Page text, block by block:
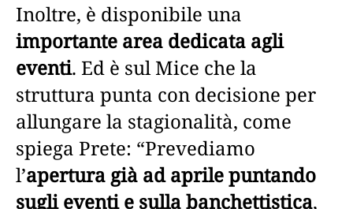
Inoltre, è disponibile una
importante area dedicata agli
eventi. Ed è sul Mice che la
struttura punta con decisione per
allungare la stagionalità, come
spiega Prete: “Prevediamo
l’apertura già ad aprile puntando
sugli eventi e sulla banchettistica,